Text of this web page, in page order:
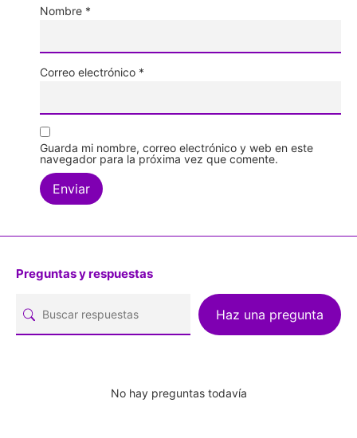
Nombre *
Correo electrónico *
Guarda mi nombre, correo electrónico y web en este
navegador para la próxima vez que comente.
Preguntas y respuestas
Haz una pregunta
No hay preguntas todavía